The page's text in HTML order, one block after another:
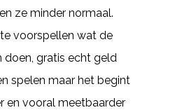
ze minder normaal.
voorspellen wat de
doen, gratis echt geld
spelen maar het begint
en vooral meetbaarder